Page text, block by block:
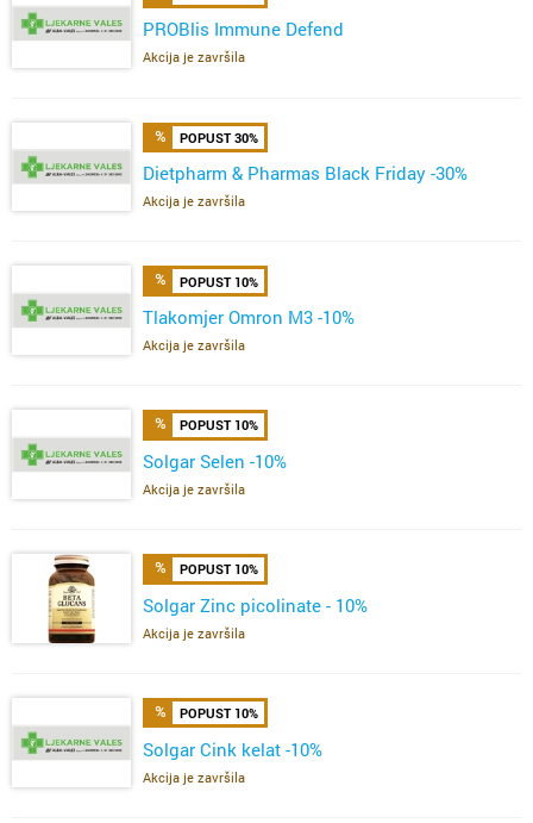
PROBlis Immune Defend
Akcija je završila
POPUST 30%
Dietpharm & Pharmas Black Friday -30%
Akcija je završila
POPUST 10%
Tlakomjer Omron M3 -10%
Akcija je završila
POPUST 10%
Solgar Selen -10%
Akcija je završila
POPUST 10%
Solgar Zinc picolinate - 10%
Akcija je završila
POPUST 10%
Solgar Cink kelat -10%
Akcija je završila